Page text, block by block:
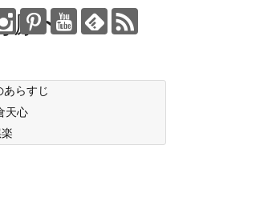
原〜
あらすじ
天心